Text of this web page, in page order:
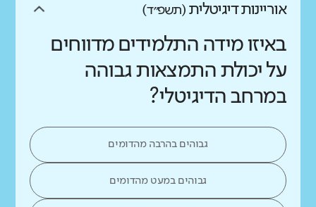
אוריינות דיגיטלית (תשפ״ד)
באיזו מידה התלמידים מדווחים
על יכולת התמצאות גבוהה
במרחב הדיגיטלי?
גבוהים בהרבה מהדומים
גבוהים במעט מהדומים